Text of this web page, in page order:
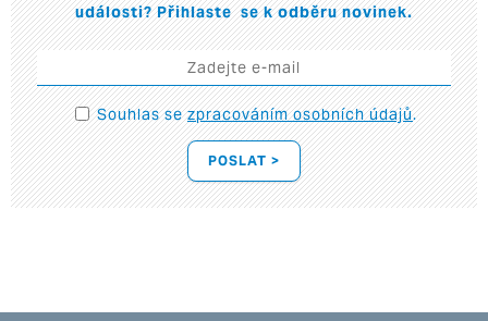
události? Přihlaste se k odběru novinek.
Souhlas sezpracováním osobních údajů.
POSLAT >